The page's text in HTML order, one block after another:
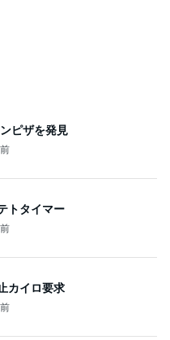
ピザを発見
トタイマー
カイロ要求